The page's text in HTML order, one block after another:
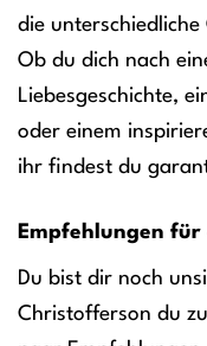
die unterschiedliche
Ob du dich nach
Liebesgeschichte,
oder einem
ihr findest du
Empfehlungen für
Du bist dir noch
Christofferson du